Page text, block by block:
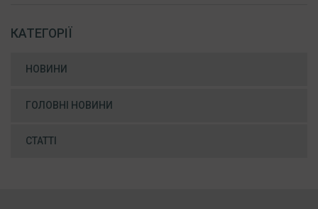
КАТЕГОРІЇ
НОВИНИ
ГОЛОВНІ НОВИНИ
СТАТТІ